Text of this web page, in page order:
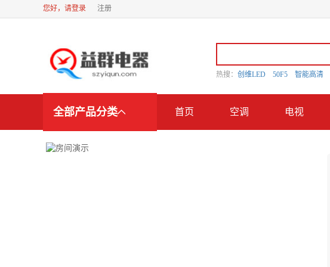
您好，请登录 注册
热搜： 创维LED 50F5 智能高清
全部产品分类 首页 空调 电视